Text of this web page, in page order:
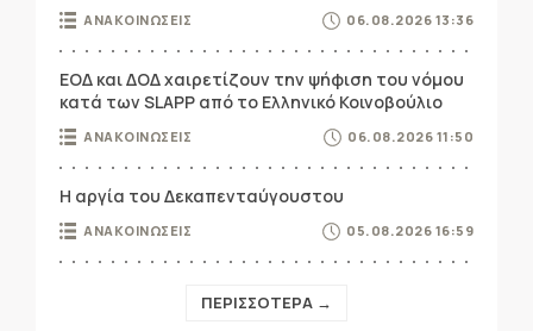
ΑΝΑΚΟΙΝΩΣΕΙΣ 06.08.2026 13:36
ΕΟΔ και ΔΟΔ χαιρετίζουν την ψήφιση του νόμου
κατά των SLAPP από το Ελληνικό Κοινοβούλιο
ΑΝΑΚΟΙΝΩΣΕΙΣ 06.08.2026 11:50
Η αργία του Δεκαπενταύγουστου
ΑΝΑΚΟΙΝΩΣΕΙΣ 05.08.2026 16:59
ΠΕΡΙΣΣΟΤΕΡΑ →